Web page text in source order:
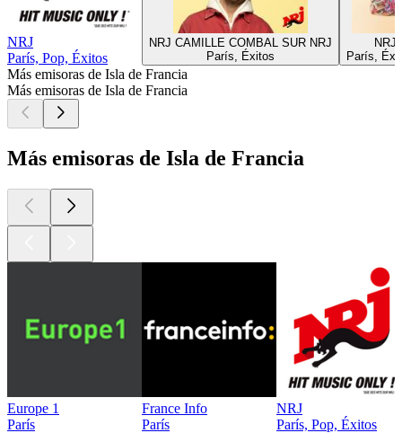
NRJ
París, Pop, Éxitos
NRJ CAMILLE COMBAL SUR NRJ
París, Éxitos
NRJ
París,
Más emisoras de Isla de Francia
Más emisoras de Isla de Francia
Más emisoras de Isla de Francia
Europe 1
París
France Info
París
NRJ
París, Pop, Éxitos